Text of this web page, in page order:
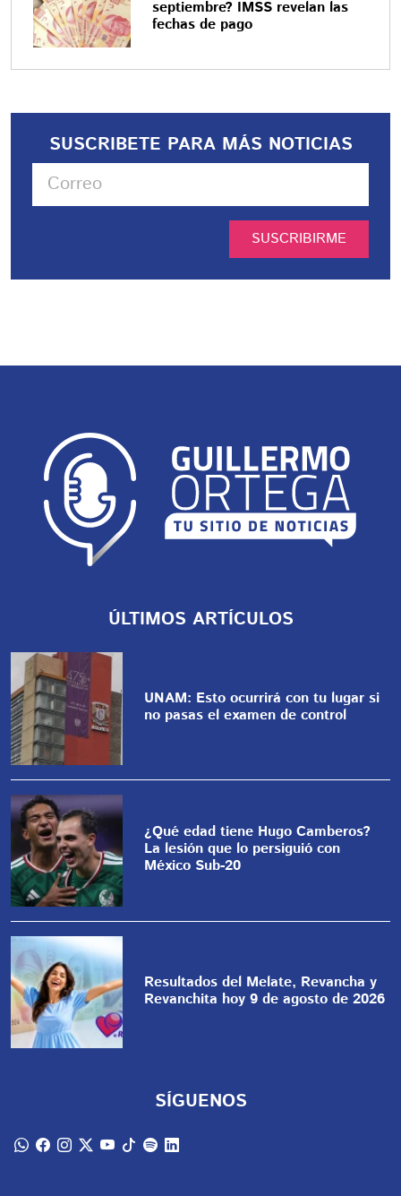
septiembre? IMSS revelan las
fechas de pago
SUSCRIBETE PARA MÁS NOTICIAS
SUSCRIBIRME
ÚLTIMOS ARTÍCULOS
UNAM: Esto ocurrirá con tu lugar si
no pasas el examen de control
¿Qué edad tiene Hugo Camberos?
La lesión que lo persiguió con
México Sub-20
Resultados del Melate, Revancha y
Revanchita hoy 9 de agosto de 2026
SÍGUENOS